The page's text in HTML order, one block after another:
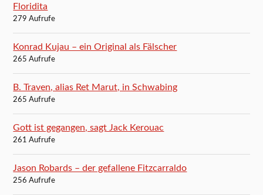
Floridita
279 Aufrufe
Konrad Kujau – ein Original als Fälscher
265 Aufrufe
B. Traven, alias Ret Marut, in Schwabing
265 Aufrufe
Gott ist gegangen, sagt Jack Kerouac
261 Aufrufe
Jason Robards – der gefallene Fitzcarraldo
256 Aufrufe